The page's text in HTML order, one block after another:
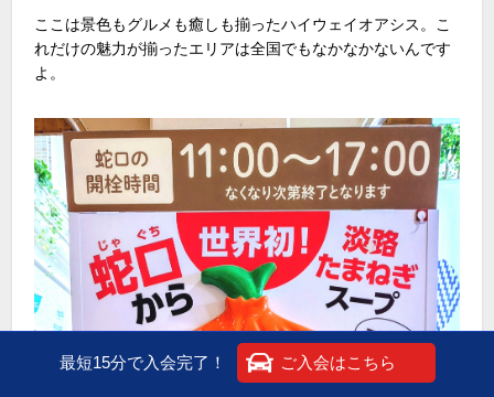
ここは景色もグルメも癒しも揃ったハイウェイオアシス。こ
れだけの魅力が揃ったエリアは全国でもなかなかないんです
よ。
最短15分で入会完了！ ご入会はこちら